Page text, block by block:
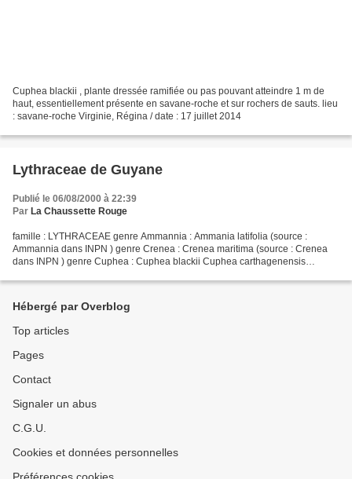
Cuphea blackii , plante dressée ramifiée ou pas pouvant atteindre 1 m de
haut, essentiellement présente en savane-roche et sur rochers de sauts. lieu
: savane-roche Virginie, Régina / date : 17 juillet 2014
Lythraceae de Guyane
Publié le 06/08/2000 à 22:39
Par La Chaussette Rouge
famille : LYTHRACEAE genre Ammannia : Ammania latifolia (source :
Ammannia dans INPN ) genre Crenea : Crenea maritima (source : Crenea
dans INPN ) genre Cuphea : Cuphea blackii Cuphea carthagenensis
Hébergé par Overblog
Top articles
Pages
Contact
Signaler un abus
C.G.U.
Cookies et données personnelles